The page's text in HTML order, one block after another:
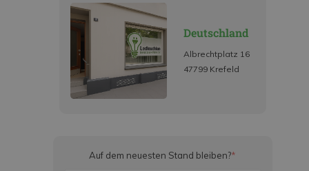
Deutschland
Albrechtplatz 16
47799 Krefeld
Auf dem neuesten Stand bleiben?*